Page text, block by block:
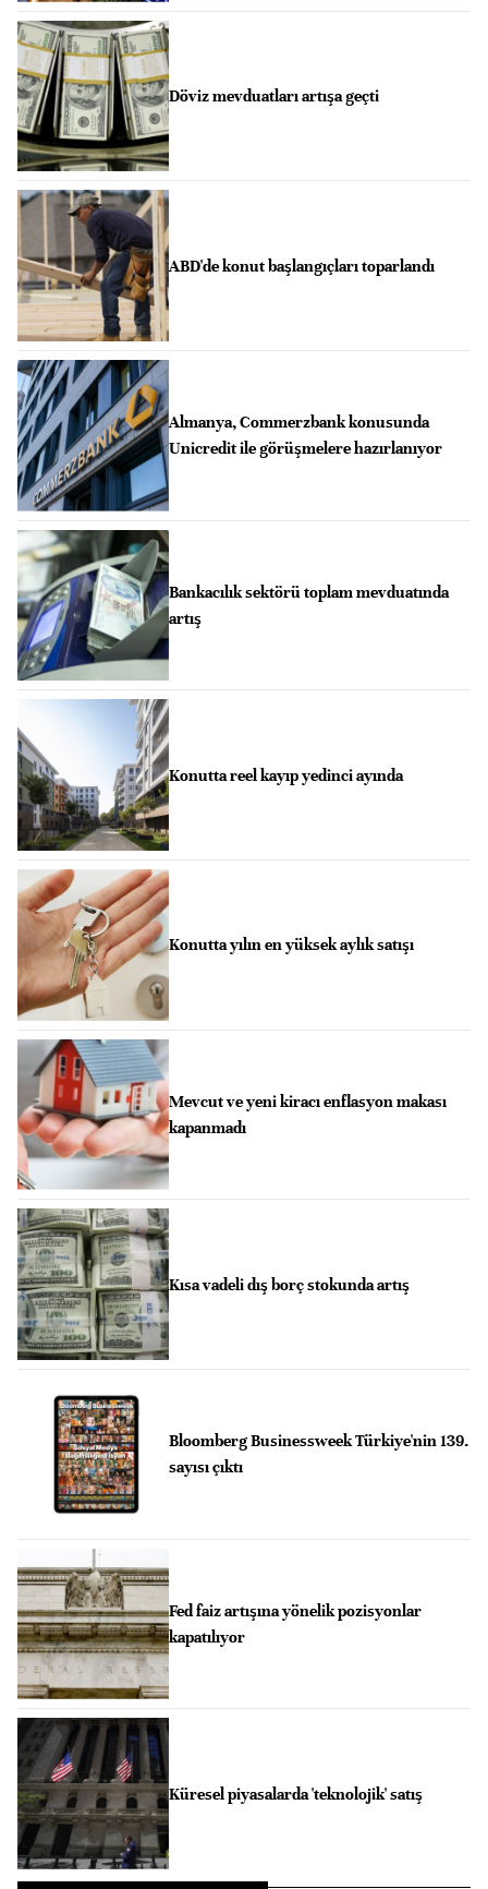
Döviz mevduatları artışa geçti
ABD'de konut başlangıçları toparlandı
Almanya, Commerzbank konusunda
Unicredit ile görüşmelere hazırlanıyor
Bankacılık sektörü toplam mevduatında
artış
Konutta reel kayıp yedinci ayında
Konutta yılın en yüksek aylık satışı
Mevcut ve yeni kiracı enflasyon makası
kapanmadı
Kısa vadeli dış borç stokunda artış
Bloomberg Businessweek Türkiye'nin 139.
sayısı çıktı
Fed faiz artışına yönelik pozisyonlar
kapatılıyor
Küresel piyasalarda 'teknolojik' satış